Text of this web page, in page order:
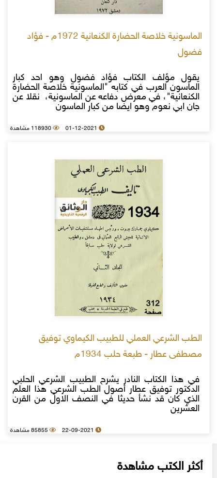
الماسونية خلاصة الحضارة الكنعانية 1972م - فؤاد
فضول
يقول مؤلف الكتاب فؤاد فضول وهو احد كبار
الماسون العرب في كتابه "الماسونية خلاصة الحضارة
الكنعانية"، في معرض دفاعه عن الماسونية، نقلا عن
جان ابي نعوم وهو ايضا من كبار الماسون
01-12-2021 118930 مشاهدة
الطب الشرعي العملي للطبيب الكيماوي توفيق
مصطفى عطار - طبعة حلب 1934م
في هذا الكتاب النادر يشرح الطبيب الشرعي الحلبي
الدكتور توفيق عطار أصول الطب الشرعي هذا العلم
الذي كان قد نشأ حديثا في النصف الاول من القرن
العشرين
22-09-2021 85855 مشاهدة
أكثر الكتب مشاهدة